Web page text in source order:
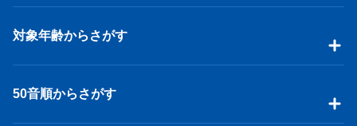
対象年齢からさがす
50音順からさがす